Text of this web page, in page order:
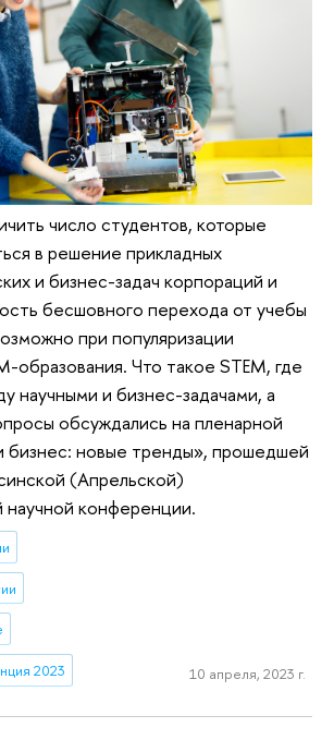
число студентов, которые
в решение прикладных
и бизнес-задач корпораций и
бесшовного перехода от учебы
при популяризации
образования. Что такое STEM, где
научными и бизнес-задачами, а
обсуждались на пленарной
бизнес: новые тренды», прошедшей
(Апрельской)
конференции.
2023 10 апреля, 2023 г.